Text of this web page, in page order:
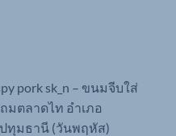
pork sk_n – ขนมจีบใส่
มตลาดไท อำเภอ
ทุมธานี (วันพฤหัส)